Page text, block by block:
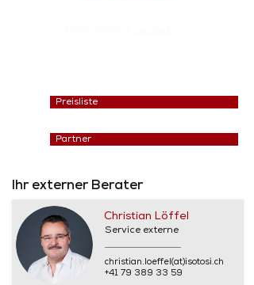
Preisliste
Partner
Ihr externer Berater
Christian Löffel
Service externe
christian.loeffel(at)isotosi.ch
+41 79 389 33 59